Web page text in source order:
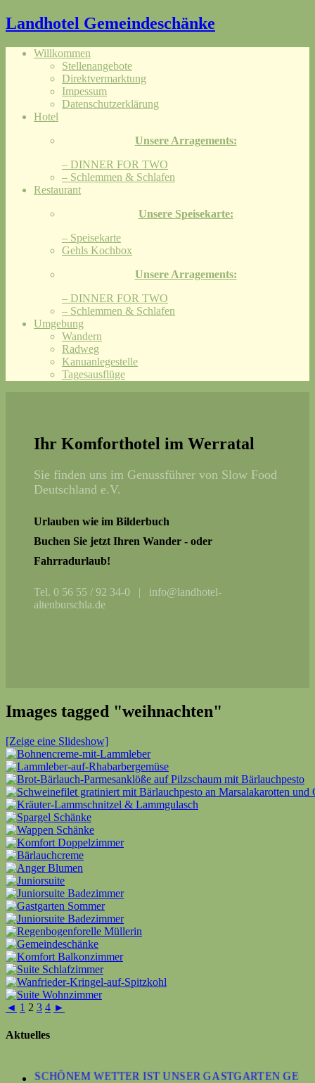
Landhotel Gemeindeschänke
Willkommen
Stellenangebote
Direktvermarktung
Impessum
Datenschutzerklärung
Hotel
Unsere Arragements:
– DINNER FOR TWO
– Schlemmen & Schlafen
Restaurant
Unsere Speisekarte:
– Speisekarte
Gehls Kochbox
Unsere Arragements:
– DINNER FOR TWO
– Schlemmen & Schlafen
Umgebung
Wandern
Radweg
Kanuanlegestelle
Tagesausflüge
Ihr Komforthotel im Werratal
Sie finden uns im Genussführer von Slow Food
Deutschland e.V.
Urlauben wie im Bilderbuch
Buchen Sie jetzt Ihren Wander - oder
Fahrradurlaub!
Tel. 0 56 55 / 92 34-0 | info@landhotel-
altenburschla.de
Images tagged "weihnachten"
[Zeige eine Slideshow]
◄ 1 2 3 4 ►
Aktuelles
BEI SCHÖNEM WETTER IST UNSER GASTGARTEN